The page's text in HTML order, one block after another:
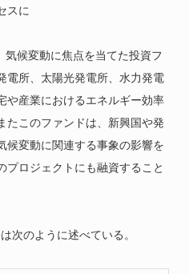
スに
候変動に焦点を当てた投資フ
電所、太陽光発電所、水力発電
や産業におけるエネルギー効率
たこのファンドは、新興国や発
候変動に関連する事象の影響を
プロジェクトにも融資すること
次のように述べている。